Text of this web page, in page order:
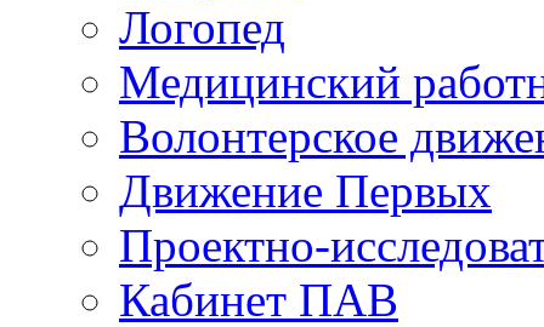
Логопед
Медицинский
Волонтерское
Движение Первых
Проектно-
Кабинет ПАВ